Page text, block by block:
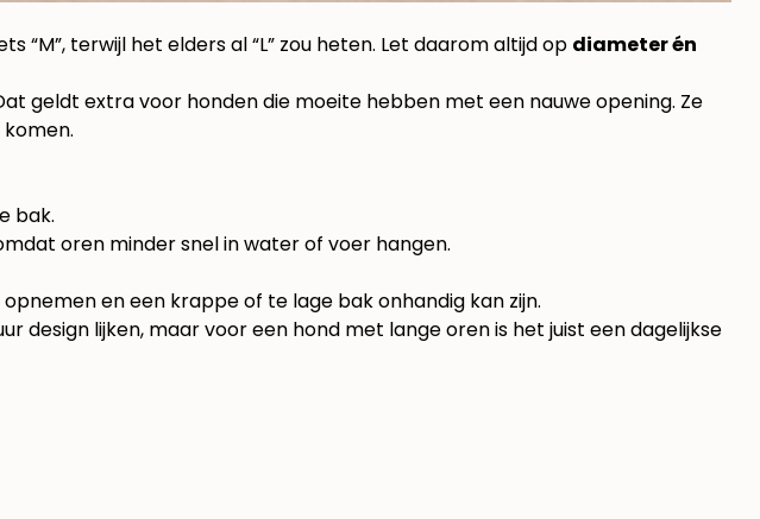
terwijl het elders al “L” zou heten. Let daarom altijd op diameter én
geldt extra voor honden die moeite hebben met een nauwe opening. Ze
bak.
oren minder snel in water of voer hangen.
en een krappe of te lage bak onhandig kan zijn.
design lijken, maar voor een hond met lange oren is het juist een dagelijkse